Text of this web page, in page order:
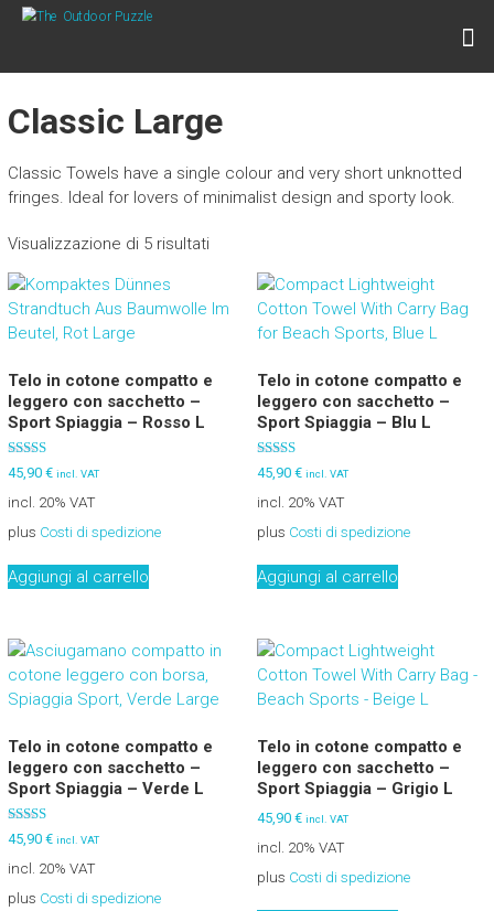
SkipTHE OUTDOOR PUZZLE
Classic Large
Classic Towels have a single colour and very short unknotted
fringes. Ideal for lovers of minimalist design and sporty look.
Visualizzazione di 5 risultati
Telo in cotone compatto e
leggero con sacchetto –
Sport Spiaggia – Rosso L
Valutato
5.00
su 5
45,90 € incl. VAT
incl. 20% VAT
plus Costi di spedizione
Aggiungi al carrello
Telo in cotone compatto e
leggero con sacchetto –
Sport Spiaggia – Blu L
Valutato
5.00
su 5
45,90 € incl. VAT
incl. 20% VAT
plus Costi di spedizione
Aggiungi al carrello
Telo in cotone compatto e
leggero con sacchetto –
Sport Spiaggia – Verde L
Valutato
5.00
su 5
45,90 € incl. VAT
incl. 20% VAT
plus Costi di spedizione
Telo in cotone compatto e
leggero con sacchetto –
Sport Spiaggia – Grigio L
45,90 € incl. VAT
incl. 20% VAT
plus Costi di spedizione